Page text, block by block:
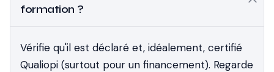
formation ?
Vérifie qu'il est déclaré et, idéalement, certifié
Qualiopi (surtout pour un financement). Regarde